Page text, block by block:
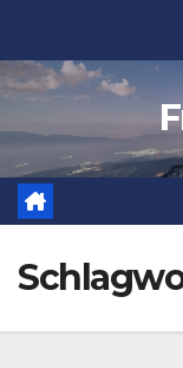
springen